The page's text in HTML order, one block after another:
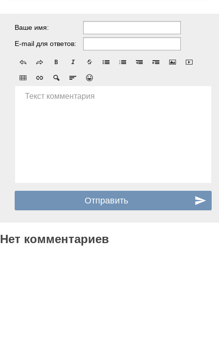
Ваше имя:
E-mail для ответов:
Текст комментария
Нет комментариев